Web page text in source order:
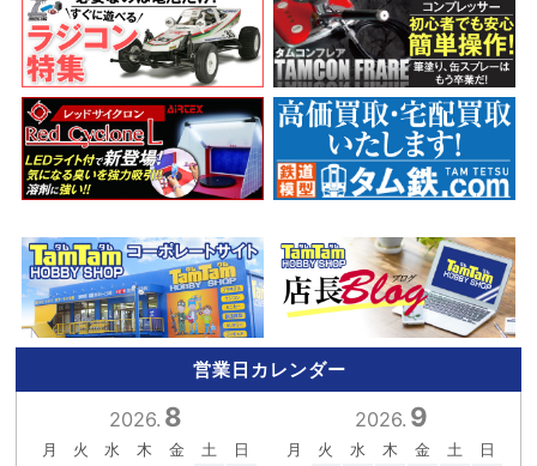
営業日カレンダー
2026. 8
月 火 水 木 金 土
日
2026. 9
月 火 水 木 金 土
日